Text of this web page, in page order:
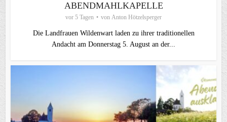
ABENDMAHLKAPELLE
vor 5 Tagen von Anton Hötzelsperger
Die Landfrauen Wildenwart laden zu ihrer traditionellen
Andacht am Donnerstag 5. August an der...